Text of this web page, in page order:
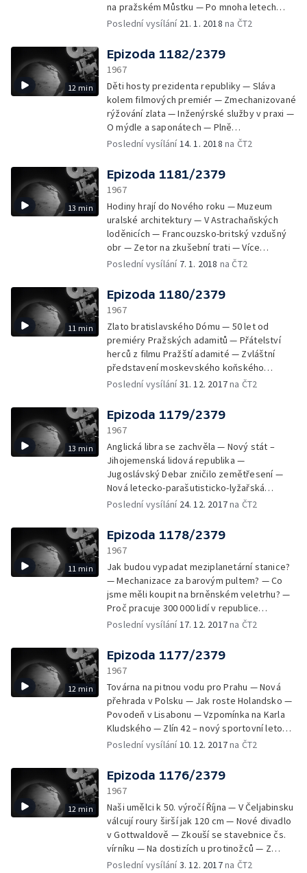
na pražském Můstku — Po mnoha letech
znovu otevřeli muzeum v Mostě — Člověk ve
fotografií v Mexiku — Arcibiskupské kočáry v
Náměšti u Olomouce — Výstava cínových
vojáčků v Brně — Hlavní město Mexika žije
přípravami na Olympiádu — Olympijský oheň
pro Grenoble — Lyžařské Turné čtyř můstků
v Obersdorfu
Poslední vysílání 21. 1. 2018 na ČT2
12 min
Epizoda 1182/2379
1967
Děti hosty prezidenta republiky — Sláva
kolem filmových premiér — Zmechanizované
rýžování zlata — Inženýrské služby v praxi —
O mýdle a saponátech — Plně
mechanizované zubolékařské křeslo v
Budapešti — Peter Gojda kreslí na psacím
stroji — Z „Queen Mary“ bude plovoucí hotel
— Z tréninku na Mistrovství světa v lovu pod
vodou — Náboženský spirituál zpívají The
Patterson Singers
Poslední vysílání14. 1. 2018 na ČT2
13 min
Epizoda 1181/2379
1967
Hodiny hrají do Nového roku — Muzeum
uralské architektury — V Astrachaňských
loděnicích — Francouzsko-britský vzdušný
obr — Zetor na zkušební trati — Více
výrobků z plastických hmot — Sklad z umělé
čekají a pečenky z Levic jsou už na cestě do
Paříže — 2800 balíčků brynzy za hodinu —
Muž s dívčím srdcem zemřel — Nobelovy
ceny 1967 — Náš fejeton: Pracovní den
Václava Neckáře
Poslední vysílání 7. 1. 2018 na ČT2
11 min
Epizoda 1180/2379
1967
Zlato bratislavského Dómu — 50 let od
premiéry Pražských adamitů — Přátelství
herců z filmu Pražští adamité — Zvláštní
představení moskevského koňského
cirkusu — Londýnská zoo — Plivníci — Státní
Poslední vysílání31. 12. 2017na ČT2
13 min
Epizoda 1179/2379
1967
Anglická libra se zachvěla — Nový stát –
Jihojemenská lidová republika —
Jugoslávský Debar zničilo zemětřesení —
Nová letecko-parašutisticko-lyžařská
sportovní disciplína — Hon za valuty — Co se
z Hamira — Mechanické hračky z Pohorelské
Maše — Nový druh šumivého vína Panónia —
Hlas zvonů táhne nad závějí, kdes v dáli tiše
zaniká… — „Cink - cink“ zpívá Helena
Vondráčková
Poslední vysílání 24. 12. 2017na ČT2
11 min
Epizoda 1178/2379
1967
Jak budou vypadat meziplanetární stanice?
— Mechanizace za barovým pultem? — Co
jsme měli koupit na brněnském veletrhu? —
Proč pracuje 300 000 lidí v republice
zbytečně? — Musí se zedník umět ohánět
radostí? — Kde pracovala nejslavnější žena
světové vědy? — Kdo fotografoval 533
metrů nad Měsícem? — Jaká byla hlavní
senzace frankfurtského autosalónu? — Kdo
je na světě nejrychlejší?
Poslední vysílání17. 12. 2017na ČT2
12 min
Epizoda 1177/2379
1967
Továrna na pitnou vodu pro Prahu — Nová
přehrada v Polsku — Jak roste Holandsko —
Povodeň v Lisabonu — Vzpomínka na Karla
Kludského — Zlín 42 – nový sportovní letoun
— Pronikání do vesmíru v dětských kresbách
Francie, Anglie, Československa a Polska —
Lidový řezbář z Prachatic — Narodil se
200milióntý Američan
Poslední vysílání10. 12. 2017na ČT2
12 min
Epizoda 1176/2379
1967
Naši umělci k 50. výročí Října — V Čeljabinsku
válcují roury širší jak 120 cm — Nové divadlo
v Gottwaldově — Zkouší se stavebnice čs.
vírníku — Na dostizích u protinožců — Z
koňského trhu v Holandsku — Zima ve Vyšné
Poslední vysílání3. 12. 2017na ČT2